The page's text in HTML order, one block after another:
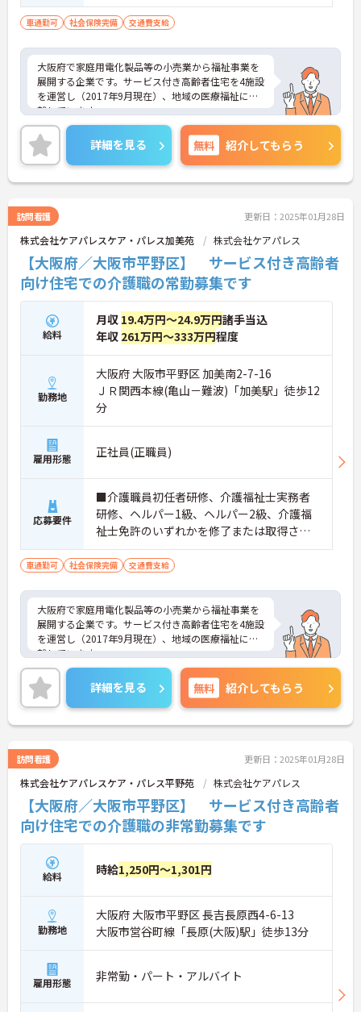
た方
車通勤可 社会保険完備 交通費支給
大阪府で家庭用電化製品等の小売業から福祉事業を
展開する企業です。サービス付き高齢者住宅を4施設
を運営し（2017年9月現在）、地域の医療福祉に貢
献しています。
シフトの融通が利きますので、勤務日や勤務時間な
どの相談が可能です。
趣味や学業、家庭との両立はもちろん、ダブルワー
クや扶養範囲内での勤務もご相談ください。
ご興味をお持ちの方は是非お問い合わせくださいま
詳細を見る 無料 紹介してもらう
訪問看護 更新日：2025年01月28日
株式会社ケアパレスケア・パレス加美苑 株式会社ケアパレス
【大阪府／大阪市平野区】 サービス付き高齢者
向け住宅での介護職の常勤募集です
給料
月収 19.4万円～24.9万円諸手当込
年収 261万円～333万円程度
勤務地
大阪府 大阪市平野区 加美南2-7-16
ＪＲ関西本線(亀山－難波)「加美駅」徒歩12
分
雇用形態 正社員(正職員)
応募要件
■介護職員初任者研修、介護福祉士実務者
研修、ヘルパー1級、ヘルパー2級、介護福
祉士免許のいずれかを修了または取得され
た方
車通勤可 社会保険完備 交通費支給
大阪府で家庭用電化製品等の小売業から福祉事業を
展開する企業です。サービス付き高齢者住宅を4施設
を運営し（2017年9月現在）、地域の医療福祉に貢
献しています。
シフトの融通が利きますので、勤務日や勤務時間な
どの相談が可能です。
趣味や学業、家庭との両立はもちろん、ダブルワー
クや扶養範囲内での勤務もご相談ください。
ご興味をお持ちの方は是非お問い合わせくださいま
詳細を見る 無料 紹介してもらう
訪問看護 更新日：2025年01月28日
株式会社ケアパレスケア・パレス平野苑 株式会社ケアパレス
【大阪府／大阪市平野区】 サービス付き高齢者
向け住宅での介護職の非常勤募集です
給料 時給1,250円～1,301円
勤務地
大阪府 大阪市平野区 長吉長原西4-6-13
大阪市営谷町線「長原(大阪)駅」徒歩13分
雇用形態 非常勤・パート・アルバイト